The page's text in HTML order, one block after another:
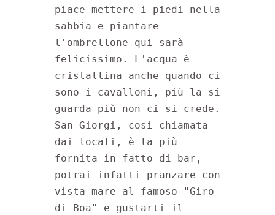
piace mettere i piedi nella
sabbia e piantare
l'ombrellone qui sarà
felicissimo. L'acqua è
cristallina anche quando ci
sono i cavalloni, più la si
guarda più non ci si crede.
San Giorgi, così chiamata
dai locali, è la più
fornita in fatto di bar,
potrai infatti pranzare con
vista mare al famoso "Giro
di Boa" e gustarti il